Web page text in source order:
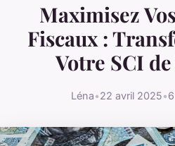
Maximisez
Fiscaux :
Votre SCI
Léna•22 avril 2025•